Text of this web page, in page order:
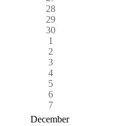
28
29
30
1
2
3
4
5
6
7
December